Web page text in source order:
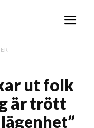
ut folk
är trött